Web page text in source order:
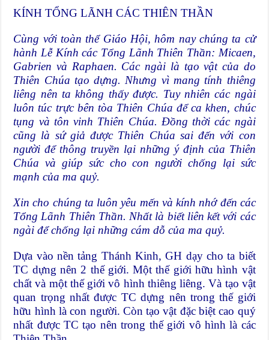
KÍNH TỔNG LÃNH CÁC THIÊN THẦN
Cùng với toàn thể Giáo Hội, hôm nay chúng ta cử
hành Lễ Kính các Tổng Lãnh Thiên Thần: Micaen,
Gabrien và Raphaen. Các ngài là tạo vật của do
Thiên Chúa tạo dựng. Nhưng vì mang tính thiêng
liêng nên ta không thấy được. Tuy nhiên các ngài
luôn túc trực bên tòa Thiên Chúa để ca khen, chúc
tụng và tôn vinh Thiên Chúa. Đồng thời các ngài
cũng là sứ giả được Thiên Chúa sai đến với con
người để thông truyền lại những ý định của Thiên
Chúa và giúp sức cho con người chống lại sức
mạnh của ma quỷ.
Xin cho chúng ta luôn yêu mến và kính nhớ đến các
Tổng Lãnh Thiên Thần. Nhất là biết liên kết với các
ngài để chống lại những cám dỗ của ma quỷ.
Dựa vào nền tảng Thánh Kinh, GH dạy cho ta biết
TC dựng nên 2 thế giới. Một thế giới hữu hình vật
chất và một thế giới vô hình thiêng liêng. Và tạo vật
quan trọng nhất được TC dựng nên trong thế giới
hữu hình là con người. Còn tạo vật đặc biệt cao quý
nhất được TC tạo nên trong thế giới vô hình là các